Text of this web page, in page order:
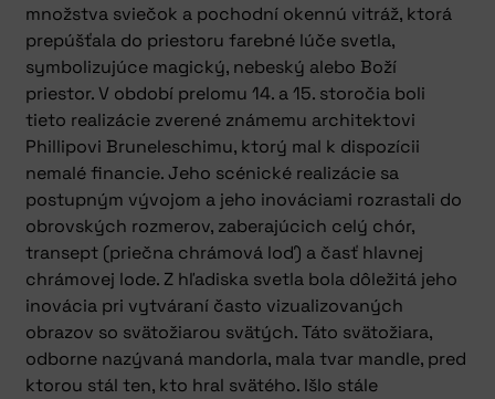
množstva sviečok a pochodní okennú vitráž, ktorá
prepúšťala do priestoru farebné lúče svetla,
symbolizujúce magický, nebeský alebo Boží
priestor. V období prelomu 14. a 15. storočia boli
tieto realizácie zverené známemu architektovi
Phillipovi Bruneleschimu, ktorý mal k dispozícii
nemalé financie. Jeho scénické realizácie sa
postupným vývojom a jeho inováciami rozrastali do
obrovských rozmerov, zaberajúcich celý chór,
transept (priečna chrámová loď) a časť hlavnej
chrámovej lode. Z hľadiska svetla bola dôležitá jeho
inovácia pri vytváraní často vizualizovaných
obrazov so svätožiarou svätých. Táto svätožiara,
odborne nazývaná mandorla, mala tvar mandle, pred
ktorou stál ten, kto hral svätého. Išlo stále